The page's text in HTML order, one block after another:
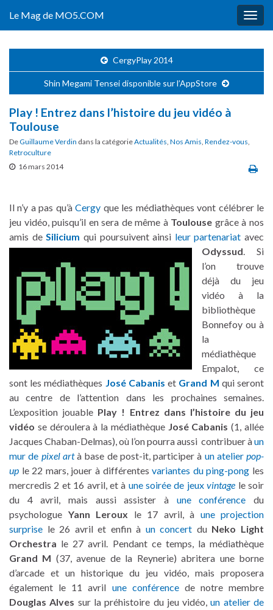
Le Mag de MO5.COM
CergyPlay 2014
Shin Megami Tensei disponible sur l’AppStore
Play ! Entrez dans l’histoire du jeu vidéo à
Toulouse
DeGuillaume Verdin dans la catégorieActualités, Nos Amis, Rendez-vous,
Retroculture
16 mars 2014
Il n’y a pas qu’àCergy que les médiathèques vont célébrer le
jeu vidéo, puisqu’il en sera de même à Toulouse grâce à nos
amis deSilicium qui poursuivent ainsi leur partenariat avec
Odyssud. Si
l’on trouve
déjà du jeu
vidéo à la
bibliothèque
Bonnefoy ou à
la
médiathèque
Empalot, ce
sont les médiathèques José Cabanis et Grand M qui seront
au centre de l’attention dans les prochaines semaines.
L’exposition jouable Play ! Entrez dans l’histoire du jeu
vidéo se déroulera à la médiathèque José Cabanis (1, allée
Jacques Chaban-Delmas), où l’on pourra aussi contribuer àun
mur de pixel artà base de post-it, participer à un atelier pop-
up le 22 mars, jouer à différentesvariantes du ping-pong les
mercredis 2 et 16 avril, et à une soirée de jeuxvintage le soir
du 4 avril, mais aussi assister à une conférence du
psychologue Yann Leroux le 17 avril, à une projection
surprise le 26 avril et enfin à un concert du Neko Light
Orchestra le 27 avril. Pendant ce temps, la médiathèque
Grand M (37, avenue de la Reynerie) abritera une borne
d’arcade et un historique du jeu vidéo, mais proposera
également le 11 avril une conférencede notre membre
Douglas Alves sur la préhistoire du jeu vidéo,un atelier de